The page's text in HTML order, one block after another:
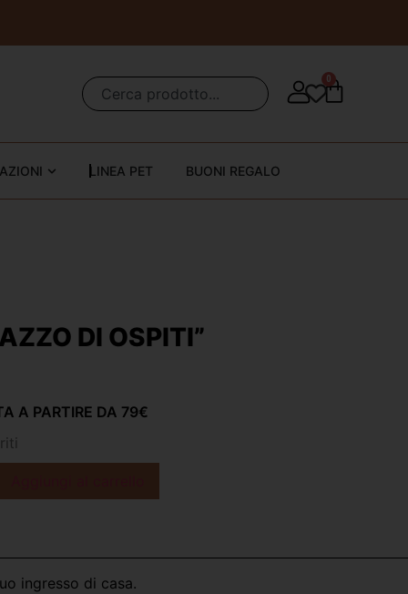
0
LINEA PET BUONI REGALO
DI OSPITI”
A PARTIRE DA 79€
ingresso di casa.